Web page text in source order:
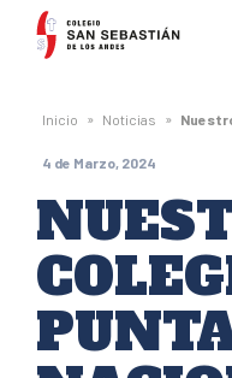
Colegio
San
Sebastián
de
Los
Andes
Inicio » Noticias »
4 de Marzo, 2024